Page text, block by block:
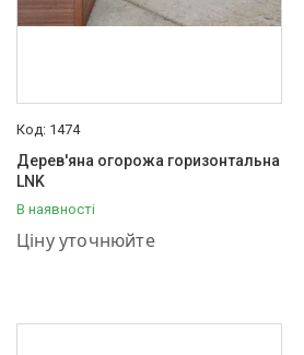
1474
Дерев'яна огорожа горизонтальна
LNK
В наявності
Ціну уточнюйте
+380 (95) 001-03-55